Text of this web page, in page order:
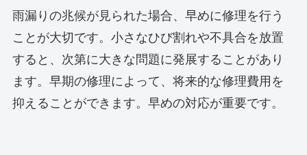
雨漏りの兆候が見られた場合、早めに修理を行う
ことが大切です。小さなひび割れや不具合を放置
すると、次第に大きな問題に発展することがあり
ます。早期の修理によって、将来的な修理費用を
抑えることができます。早めの対応が重要です。